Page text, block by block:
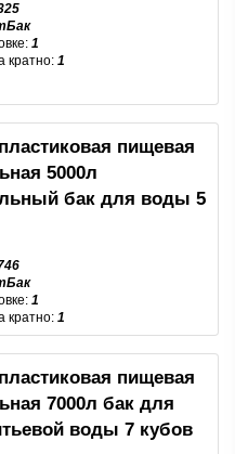
1
кратно: 1
пищевая
5000л
бак для воды 5
1
кратно: 1
пищевая
7000л бак для
воды 7 кубов